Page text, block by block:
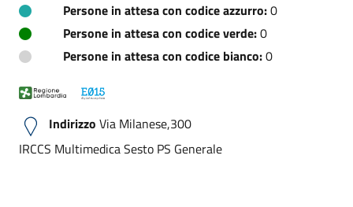
Persone in attesa con codice azzurro:0
Persone in attesa con codice verde:0
Persone in attesa con codice bianco:0
Indirizzo Via Milanese,300
IRCCS Multimedica Sesto PS Generale